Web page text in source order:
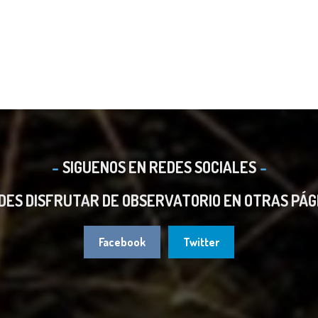
SIGUENOS EN REDES SOCIALES
DISFRUTAR DE OBSERVATORIO EN OTRAS
Facebook Twitter